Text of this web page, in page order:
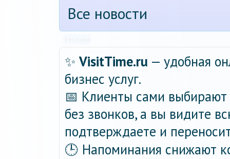
Все новости
✨ VisitTime.ru — удобная
бизнес услуг.
📅 Клиенты сами
без звонков, а вы видите
подтверждаете и
🕒 Напоминания снижают